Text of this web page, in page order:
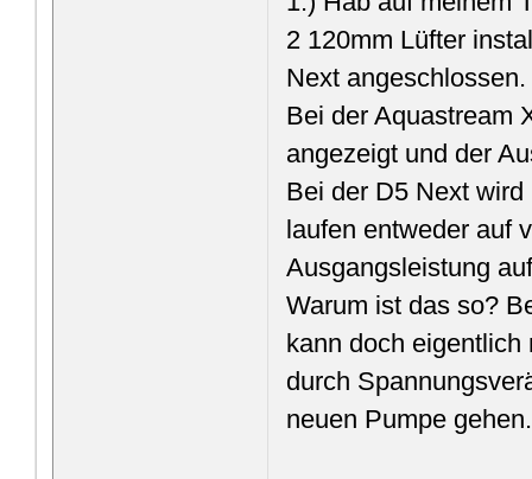
2 120mm Lüfter
Next angeschlossen.
Bei der Aquastream
angezeigt und der
Bei der D5 Next
laufen entweder auf
Ausgangsleistung
Warum ist das so?
kann doch
durch
neuen Pumpe gehen.